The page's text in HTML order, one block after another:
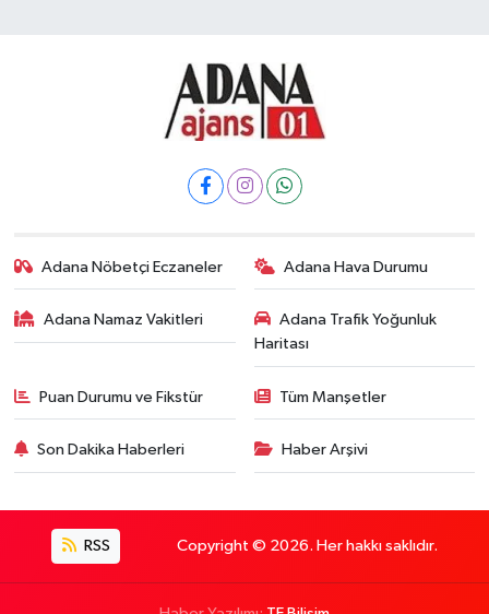
Adana Nöbetçi Eczaneler Adana Hava Durumu
Adana Namaz Vakitleri
Adana Trafik Yoğunluk
Haritası
Puan Durumu ve Fikstür Tüm Manşetler
Son Dakika Haberleri Haber Arşivi
RSS Copyright © 2026. Her hakkı saklıdır.